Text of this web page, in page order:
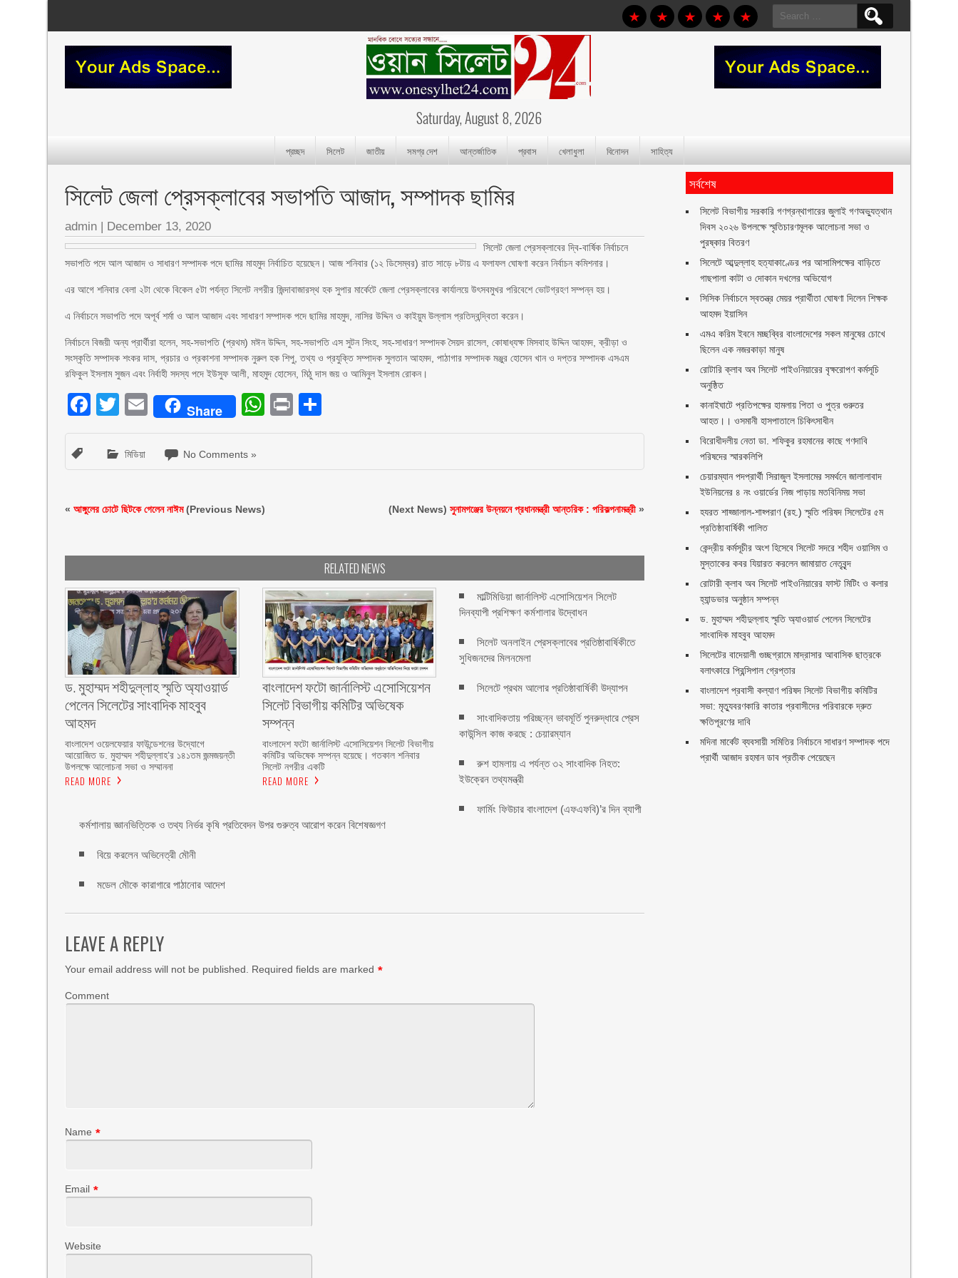
Search
for:
Saturday, August 8, 2026
প্রচ্ছদ সিলেট জাতীয় সমগ্র দেশ আন্তর্জাতিক প্রবাস খেলাধুলা বিনোদন সাহিত্য
সিলেট জেলা প্রেসক্লাবের সভাপতি আজাদ, সম্পাদক ছামির
admin | December 13, 2020
সিলেট জেলা প্রেসক্লাবের দ্বি-বার্ষিক নির্বাচনে
সভাপতি পদে আল আজাদ ও সাধারণ সম্পাদক পদে ছামির মাহমুদ নির্বাচিত হয়েছেন। আজ শনিবার (১২ ডিসেম্বর) রাত সাড়ে ৮টায় এ ফলাফল ঘোষণা করেন নির্বাচন কমিশনার।
এর আগে শনিবার বেলা ২টা থেকে বিকেল ৫টা পর্যন্ত সিলেট নগরীর জিন্দাবাজারস্থ হক সুপার মার্কেটে জেলা প্রেসক্লাবের কার্যালয়ে উৎসবমুখর পরিবেশে ভোটগ্রহণ সম্পন্ন হয়।
এ নির্বাচনে সভাপতি পদে অপূর্ব শর্মা ও আল আজাদ এবং সাধারণ সম্পাদক পদে ছামির মাহমুদ, নাসির উদ্দিন ও কাইয়ুম উল্লাস প্রতিদ্বন্দ্বিতা করেন।
নির্বাচনে বিজয়ী অন্য প্রার্থীরা হলেন, সহ-সভাপতি (প্রথম) মঈন উদ্দিন, সহ-সভাপতি এস সুটন সিংহ, সহ-সাধারণ সম্পাদক সৈয়দ রাসেল, কোষাধ্যক্ষ মিসবাহ উদ্দিন আহমদ, ক্রীড়া ও
সংস্কৃতি সম্পাদক শংকর দাস, প্রচার ও প্রকাশনা সম্পাদক নুরুল হক শিপু, তথ্য ও প্রযুক্তি সম্পাদক সুলতান আহমদ, পাঠাগার সম্পাদক মঞ্জুর হোসেন খান ও দপ্তর সম্পাদক এসএম
রফিকুল ইসলাম সুজন এবং নির্বাহী সদস্য পদে ইউসুফ আলী, মাহমুদ হোসেন, মিঠু দাস জয় ও আমিনুল ইসলাম রোকন।
Facebook
Twitter
EmailShare WhatsApp
Print
মিডিয়া No Comments »
«আঙ্গুলের চোটে ছিটকে গেলেন নাঈম(Previous News) (Next News)সুনামগঞ্জের উন্নয়নে প্রধানমন্ত্রী আন্তরিক : পরিকল্পনামন্ত্রী »
RELATED NEWS
ড. মুহাম্মদ শহীদুল্লাহ স্মৃতি অ্যাওয়ার্ড
পেলেন সিলেটের সাংবাদিক মাহবুব
আহমদ
বাংলাদেশ ওয়েলফেয়ার ফাউন্ডেশনের উদ্যোগে
আয়োজিত ড. মুহাম্মদ শহীদুল্লাহ’র ১৪১তম জন্মজয়ন্তী
উপলক্ষে আলোচনা সভা ও সম্মাননা
READ MORE
বাংলাদেশ ফটো জার্নালিস্ট এসোসিয়েশন
সিলেট বিভাগীয় কমিটির অভিষেক
সম্পন্ন
বাংলাদেশ ফটো জার্নালিস্ট এসোসিয়েশন সিলেট বিভাগীয়
কমিটির অভিষেক সম্পন্ন হয়েছে। গতকাল শনিবার
সিলেট নগরীর একটি
READ MORE
মাল্টিমিডিয়া জার্নালিস্ট এসোসিয়েশন সিলেট
দিনব্যাপী প্রশিক্ষণ কর্মশালার উদ্বোধন
সিলেট অনলাইন প্রেসক্লাবের প্রতিষ্ঠাবার্ষিকীতে
সুধিজনদের মিলনমেলা
সিলেটে প্রথম আলোর প্রতিষ্ঠাবার্ষিকী উদ্যাপন
সাংবাদিকতায় পরিচ্ছন্ন ভাবমূর্তি পুনরুদ্ধারে প্রেস
কাউন্সিল কাজ করছে : চেয়ারম্যান
রুশ হামলায় এ পর্যন্ত ৩২ সাংবাদিক নিহত:
ইউক্রেন তথ্যমন্ত্রী
ফার্মিং ফিউচার বাংলাদেশ (এফএফবি)’র দিন ব্যাপী
কর্মশালায় জ্ঞানভিত্তিক ও তথ্য নির্ভর কৃষি প্রতিবেদন উপর গুরুত্ব আরোপ করেন বিশেষজ্ঞগণ
বিয়ে করলেন অভিনেত্রী মৌনী
মডেল মৌকে কারাগারে পাঠানোর আদেশ
LEAVE A REPLY
Your email address will not be published. Required fields are marked *
Comment
Name *
Email *
Website
সর্বশেষ
সিলেট বিভাগীয় সরকারি গণগ্রন্থাগারের জুলাই গণঅভ্যুত্থান
দিবস ২০২৬ উপলক্ষে স্মৃতিচারণমূলক আলোচনা সভা ও
পুরষ্কার বিতরণ ‎ ‎
সিলেটে আব্দুল্লাহ হত্যাকাণ্ডের পর আসামিপক্ষের বাড়িতে
গাছপালা কাটা ও দোকান দখলের অভিযোগ
সিসিক নির্বাচনে স্বতন্ত্র মেয়র প্রার্থীতা ঘোষণা দিলেন শিক্ষক
আহমদ ইয়াসিন
এমএ করিম ইবনে মচ্ছব্বির বাংলাদেশের সকল মানুষের চোখে
ছিলেন এক নজরকাড়া মানুষ ‎
রোটারি ক্লাব অব সিলেট পাইওনিয়ারের বৃক্ষরোপণ কর্মসূচি
অনুষ্ঠিত
কানাইঘাটে প্রতিপক্ষের হামলায় পিতা ও পুত্র গুরুতর
আহত।। ওসমানী হাসপাতালে চিকিৎসাধীন
বিরোধীদলীয় নেতা ডা. শফিকুর রহমানের কাছে গণদাবি
পরিষদের স্মারকলিপি ‎
চেয়ারম্যান পদপ্রার্থী সিরাজুল ইসলামের সমর্থনে জালালাবাদ
ইউনিয়নের ৪ নং ওয়ার্ডের নিজ পাড়ায় মতবিনিময় সভা
হযরত শাহ্জালাল-শাহ্পরাণ (রহ.) স্মৃতি পরিষদ সিলেটের ৫ম
প্রতিষ্ঠাবার্ষিকী পালিত ‎​
কেন্দ্রীয় কর্মসূচীর অংশ হিসেবে সিলেট সদরে শহীদ ওয়াসিম ও
মুস্তাকের কবর যিয়ারত করলেন জামায়াত নেতৃবৃন্দ ‎
রোটারী ক্লাব অব সিলেট পাইওনিয়ারের ফাস্ট মিটিং ও কলার
হ্যান্ডভার অনুষ্ঠান সম্পন্ন
ড. মুহাম্মদ শহীদুল্লাহ স্মৃতি অ্যাওয়ার্ড পেলেন সিলেটের
সাংবাদিক মাহবুব আহমদ
সিলেটের বাদেয়ালী গুচ্ছগ্রামে মাদ্রাসার আবাসিক ছাত্রকে
বলাৎকারে প্রিন্সিপাল গ্রেপ্তার ‎
বাংলাদেশ প্রবাসী কল্যাণ পরিষদ সিলেট বিভাগীয় কমিটির
সভা: মৃত্যুবরণকারি কাতার প্রবাসীদের পরিবারকে দ্রুত
ক্ষতিপূরণের দাবি
মদিনা মার্কেট ব্যবসায়ী সমিতির নির্বাচনে সাধারণ সম্পাদক পদে
প্রার্থী আজাদ রহমান ডাব প্রতীক পেয়েছেন ‎